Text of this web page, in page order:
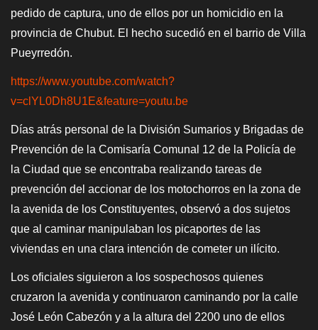
pedido de captura, uno de ellos por un homicidio en la
provincia de Chubut. El hecho sucedió en el barrio de Villa
Pueyrredón.
https://www.youtube.com/watch?
v=clYL0Dh8U1E&feature=youtu.be
Días atrás personal de la División Sumarios y Brigadas de
Prevención de la Comisaría Comunal 12 de la Policía de
la Ciudad que se encontraba realizando tareas de
prevención del accionar de los motochorros en la zona de
la avenida de los Constituyentes, observó a dos sujetos
que al caminar manipulaban los picaportes de las
viviendas en una clara intención de cometer un ilícito.
Los oficiales siguieron a los sospechosos quienes
cruzaron la avenida y continuaron caminando por la calle
José León Cabezón y a la altura del 2200 uno de ellos